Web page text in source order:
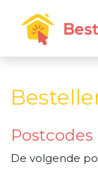
De volgende